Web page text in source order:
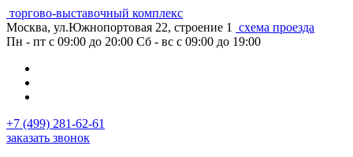
торгово-выставочный комплекс
Москва, ул.Южнопортовая 22, строение 1
схема проезда
Пн - пт с 09:00 до 20:00 Сб - вс с 09:00 до 19:00
+7 (499) 281-62-61
заказать звонок